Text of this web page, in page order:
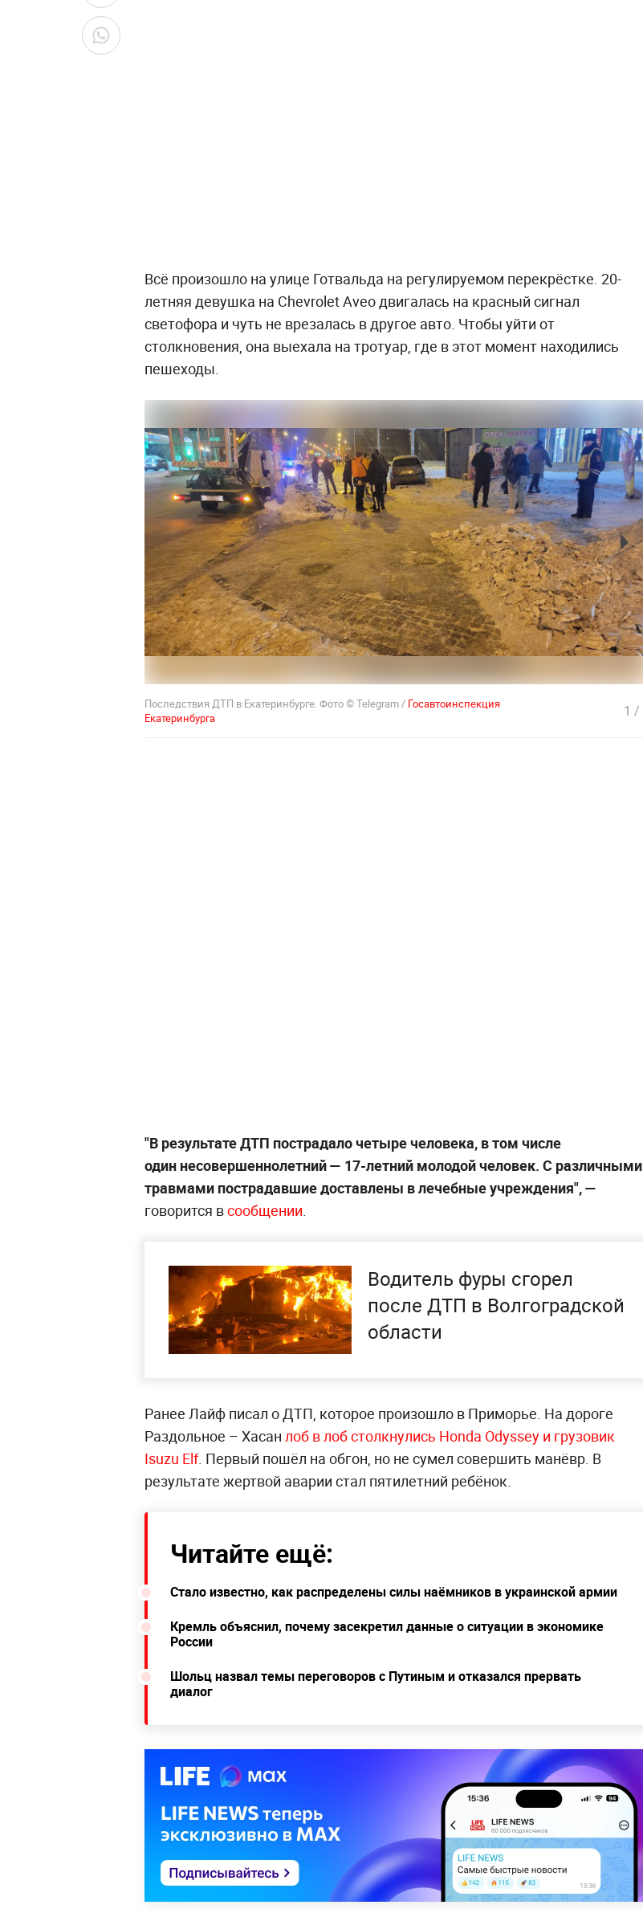
Всё произошло на улице Готвальда на регулируемом перекрёстке. 20-
летняя девушка на Chevrolet Aveo двигалась на красный сигнал
светофора и чуть не врезалась в другое авто. Чтобы уйти от
столкновения, она выехала на тротуар, где в этот момент находились
пешеходы.
Последствия ДТП в Екатеринбурге. Фото © Telegram / Госавтоинспекция
Екатеринбурга
1 /
"В результате ДТП пострадало четыре человека, в том числе
один несовершеннолетний — 17-летний молодой человек. С различными
травмами пострадавшие доставлены в лечебные учреждения", —
говорится всообщении.
Водитель фуры сгорел
после ДТП в Волгоградской
области
Ранее Лайф писал о ДТП, которое произошло в Приморье. На дороге
Раздольное – Хасан лоб в лоб столкнулись Honda Odyssey и грузовик
Isuzu Elf. Первый пошёл на обгон, но не сумел совершить манёвр. В
результате жертвой аварии стал пятилетний ребёнок.
Читайте ещё:
Стало известно, как распределены силы наёмников в украинской армии
Кремль объяснил, почему засекретил данные о ситуации в экономике
России
Шольц назвал темы переговоров с Путиным и отказался прервать
диалог